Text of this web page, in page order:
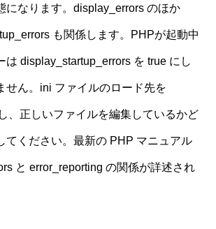
になります。display_errors のほか
も関係します。PHPが起動中
は display_startup_errors を true にし
せん。ini ファイルのロード先を
、正しいファイルを編集しているかど
てください。最新の PHP マニュアル
と error_reporting の関係が詳述され